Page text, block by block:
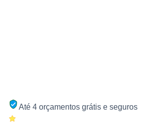
Até 4 orçamentos grátis e seguros